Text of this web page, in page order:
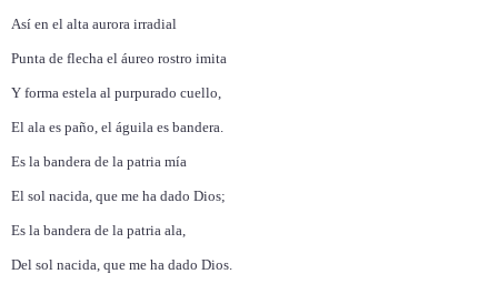
Así en el alta aurora irradial
Punta de flecha el áureo rostro imita
Y forma estela al purpurado cuello,
El ala es paño, el águila es bandera.
Es la bandera de la patria mía
El sol nacida, que me ha dado Dios;
Es la bandera de la patria ala,
Del sol nacida, que me ha dado Dios.